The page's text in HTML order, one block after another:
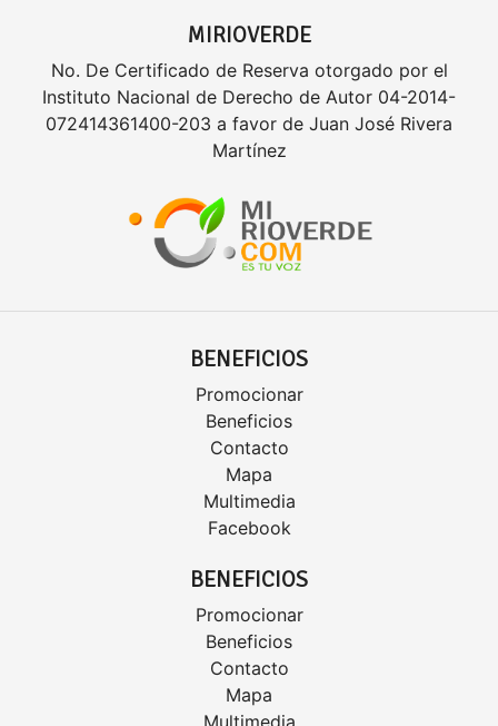
MIRIOVERDE
No. De Certificado de Reserva otorgado por el
Instituto Nacional de Derecho de Autor 04-2014-
072414361400-203 a favor de Juan José Rivera
Martínez
BENEFICIOS
Promocionar
Beneficios
Contacto
Mapa
Multimedia
Facebook
BENEFICIOS
Promocionar
Beneficios
Contacto
Mapa